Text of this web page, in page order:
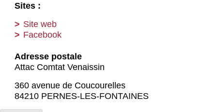
Actus et médias
Boutique
Sites :
Site web
Facebook
Adresse postale
Attac Comtat Venaissin
360 avenue de Coucourelles
84210 PERNES-LES-FONTAINES